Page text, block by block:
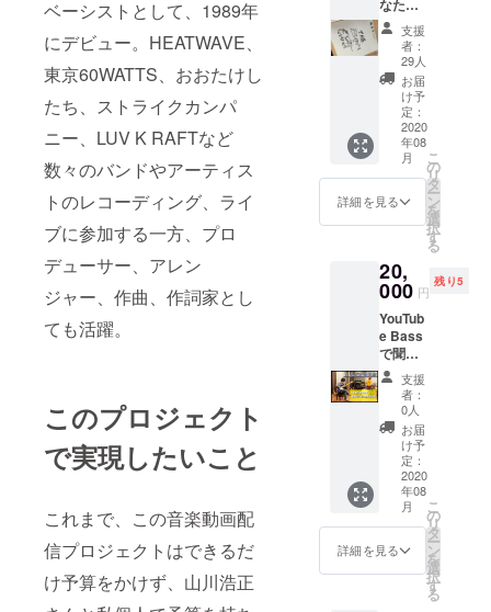
ベーシストとして、1989年
にデビュー。HEATWAVE、
東京60WATTS、おおたけし
たち、ストライクカンパ
ニー、LUV K RAFTなど
数々のバンドやアーティス
トのレコーディング、ライ
ブに参加する一方、プロ
デューサー、アレン
ジャー、作曲、作詞家とし
ても活躍。
このプロジェクト
で実現したいこと
これまで、この音楽動画配
信プロジェクトはできるだ
け予算をかけず、山川浩正
お礼の
メール
を送ら
せてい
ただき
ます。
なたの
ために
サイン
色紙を
書いて
お送り
いたし
ます。
お名前
入りを
ご希望
の場
合、備
考欄に
てほし
いお名
前や
メッ
セージ
等をお
書きく
ださ
い。
支援
者：
29人
お届
け予
定：
2020
年08
月
詳細を見る
こ
の
リ
タ
ー
ン
を
選
択
す
る
20,
000 円
残り5
YouTub
e Bass
で聞く
THE
BOOM
「JAPA
NESKA
」収録
のスタ
ジオ見
学権。
「ひゃ
くまん
つぶの
涙」と
「過食
支援
者：
0人
お届
け予
定：
2020
年08
月
詳細を見る
こ
の
リ
タ
ー
ン
を
選
択
す
る